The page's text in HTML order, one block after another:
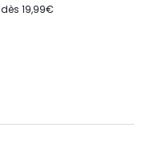
dès 19,99€